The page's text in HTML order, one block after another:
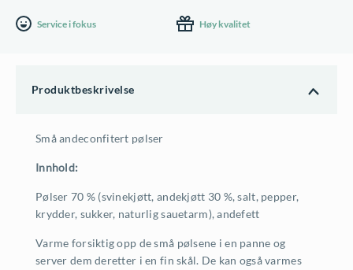
antall
Service i fokus Høy kvalitet
Produktbeskrivelse
Små andeconfitert pølser
Innhold:
Pølser 70 % (svinekjøtt, andekjøtt 30 %, salt, pepper,
krydder, sukker, naturlig sauetarm), andefett
Varme forsiktig opp de små pølsene i en panne og
server dem deretter i en fin skål. De kan også varmes